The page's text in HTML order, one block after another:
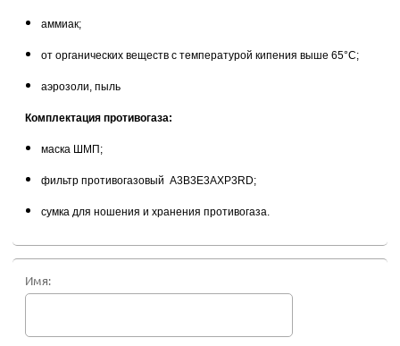
аммиак;
от органических веществ с температурой кипения выше 65°С;
аэрозоли, пыль
Комплектация противогаза:
маска ШМП;
фильтр противогазовый А3В3Е3АХР3RD;
сумка для ношения и хранения противогаза.
Имя: